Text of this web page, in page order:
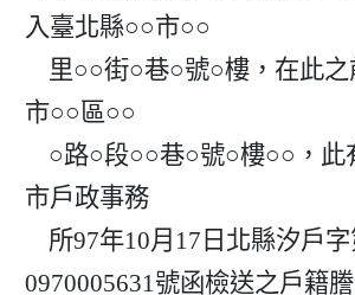
入臺北縣○○市○○
市○○區○○
市戶政事務
0970005631號函檢送之戶籍謄